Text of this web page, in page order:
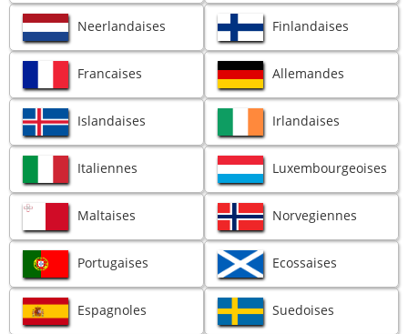
Neerlandaises Finlandaises
Francaises Allemandes
Islandaises Irlandaises
Italiennes Luxembourgeoises
Maltaises Norvegiennes
Portugaises Ecossaises
Espagnoles Suedoises